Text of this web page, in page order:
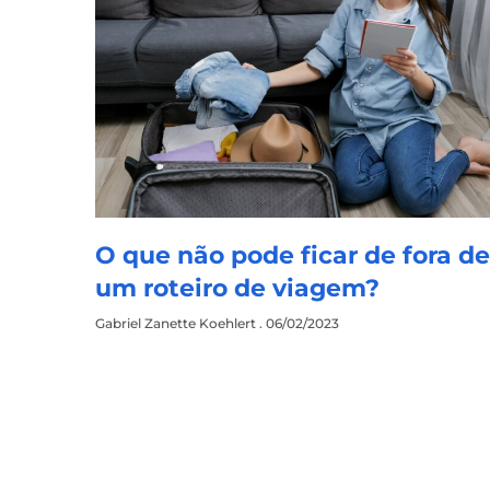
O que não pode ficar de fora de
um roteiro de viagem?
Gabriel Zanette Koehlert 06/02/2023